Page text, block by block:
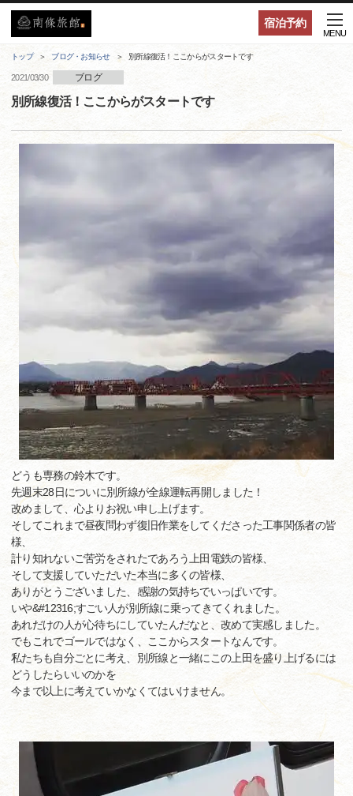
宿泊予約
MENU
トップ ブログ・お知らせ 別所線復活！ここからがスタートです
2021/03/30 ブログ
別所線復活！ここからがスタートです
どうも専務の鈴木です。
先週末28日についに別所線が全線運転再開しました！
改めまして、心よりお祝い申し上げます。
そしてこれまで昼夜問わず復旧作業をしてくださった工事関係者の皆
様、
計り知れないご苦労をされたであろう上田電鉄の皆様、
そして支援していただいた本当に多くの皆様、
ありがとうございました、感謝の気持ちでいっぱいです。
いや&#12316;すごい人が別所線に乗ってきてくれました。
あれだけの人が心待ちにしていたんだなと、改めて実感しました。
でもこれでゴールではなく、ここからスタートなんです。
私たちも自分ごとに考え、別所線と一緒にこの上田を盛り上げるには
どうしたらいいのかを
今まで以上に考えていかなくてはいけません。